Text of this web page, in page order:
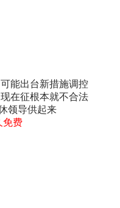
能出台新措施调控
在征根本就不合法
领导供起来
免费